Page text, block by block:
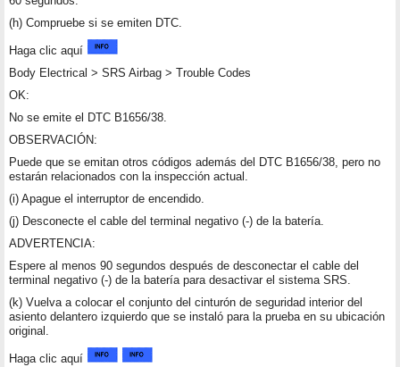
(h) Compruebe si se emiten DTC.
Haga clic aquí
Body Electrical > SRS Airbag > Trouble Codes
OK:
No se emite el DTC B1656/38.
OBSERVACIÓN:
Puede que se emitan otros códigos además del DTC B1656/38, pero no
estarán relacionados con la inspección actual.
(i) Apague el interruptor de encendido.
(j) Desconecte el cable del terminal negativo (-) de la batería.
ADVERTENCIA:
Espere al menos 90 segundos después de desconectar el cable del
terminal negativo (-) de la batería para desactivar el sistema SRS.
(k) Vuelva a colocar el conjunto del cinturón de seguridad interior del
asiento delantero izquierdo que se instaló para la prueba en su ubicación
original.
Haga clic aquí